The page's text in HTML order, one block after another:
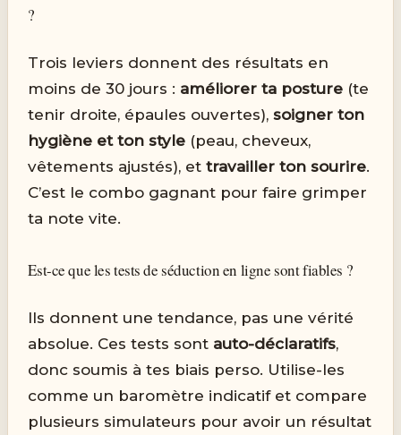
?
Trois leviers donnent des résultats en
moins de 30 jours : améliorer ta posture (te
tenir droite, épaules ouvertes),soigner ton
hygiène et ton style (peau, cheveux,
vêtements ajustés), ettravailler ton sourire.
C’est le combo gagnant pour faire grimper
ta note vite.
Est-ce que les tests de séduction en ligne sont fiables ?
Ils donnent une tendance, pas une vérité
absolue. Ces tests sont auto-déclaratifs,
donc soumis à tes biais perso. Utilise-les
comme un baromètre indicatif et compare
plusieurs simulateurs pour avoir un résultat